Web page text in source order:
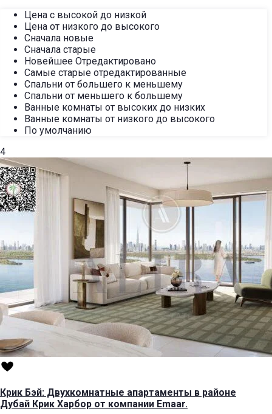
Цена с высокой до низкой
Цена от низкого до высокого
Сначала новые
Сначала старые
Новейшее Отредактировано
Самые старые отредактированные
Спальни от большего к меньшему
Спальни от меньшего к большему
Ванные комнаты от высоких до низких
Ванные комнаты от низкого до высокого
По умолчанию
4
Крик Бэй: Двухкомнатные апартаменты в районе
Дубай Крик Харбор от компании Emaar.